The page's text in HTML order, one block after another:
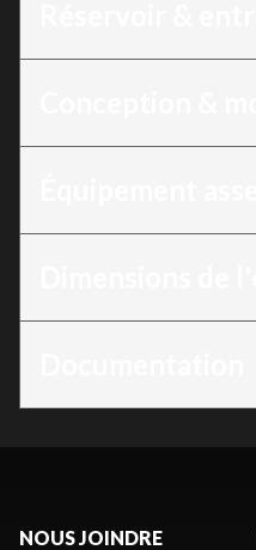
NOUS JOINDRE